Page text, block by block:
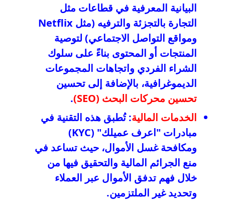
البيانية المعرفية في قطاعات مثل
التجارة بالتجزئة والترفيه (مثل Netflix
ومواقع التواصل الاجتماعي) لتوصية
المنتجات أو المحتوى بناءً على سلوك
الشراء الفردي واتجاهات المجموعات
الديموغرافية، بالإضافة إلى تحسين
تحسين محركات البحث (SEO)
.
الخدمات المالية: تُطبق هذه التقنية في
مبادرات "اعرف عميلك" (KYC)
ومكافحة غسل الأموال، حيث تساعد في
منع الجرائم المالية والتحقيق فيها من
خلال فهم تدفق الأموال عبر العملاء
وتحديد غير الملتزمين.